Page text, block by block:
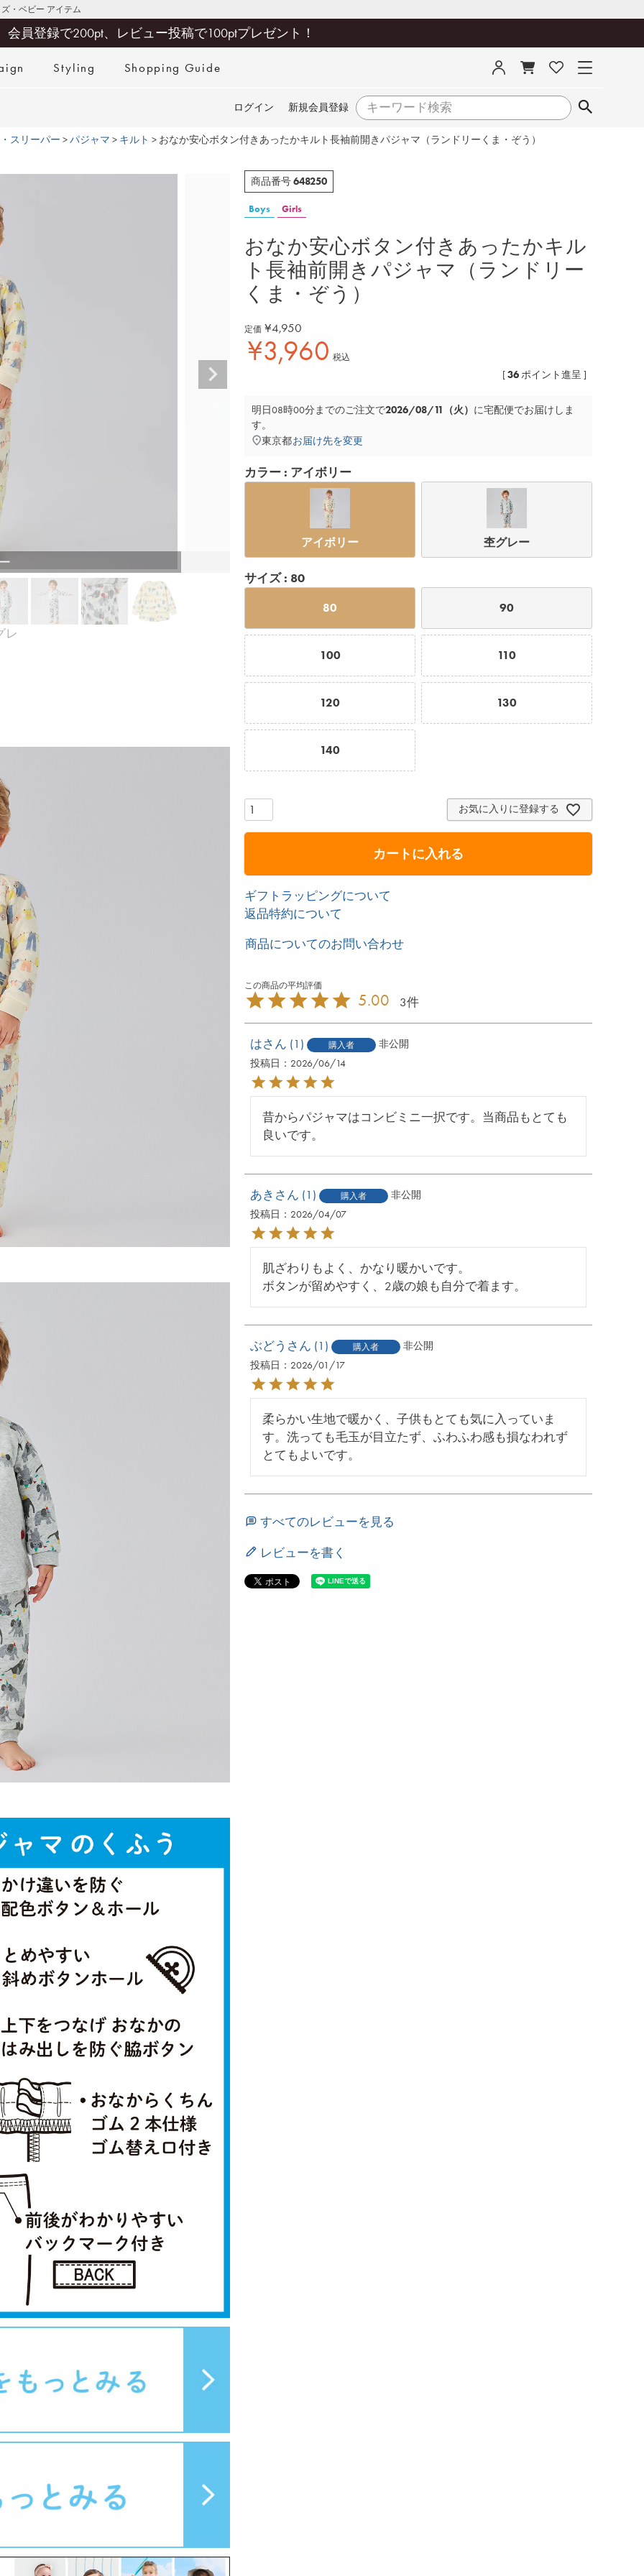
・ベビー アイテム
会員登録で200pt、レビュー投稿で100ptプレゼント！
Styling Shopping Guide
ログイン 新規会員登録
検索
スリーパー パジャマ キルト おなか安心ボタン付きあったかキルト長袖前開きパジャマ（ランドリーくま・ぞう）
杢グレー
レ
商品番号648250
Boys Girls
おなか安心ボタン付きあったかキル
ト長袖前開きパジャマ（ランドリー
くま・ぞう）
定価 ¥4,950
¥3,960 税込
[36ポイント進呈 ]
明日08時00分までのご注文で2026/08/11（火） に宅配便でお届けしま
す。
東京都お届け先を変更
カラー アイボリー
アイボリー 杢グレー
サイズ 80
80 90
100 110
120 130
140
お気に入りに登録する
カートに入れる
ギフトラッピングについて
返品特約について
商品についてのお問い合わせ
5.00 3
は 1 購入者
非公開
投稿日
2026/06/14
昔からパジャマはコンビミニ一択です。当商品もとても
良いです。
あき 1 購入者
非公開
投稿日
2026/04/07
肌ざわりもよく、かなり暖かいです。
ボタンが留めやすく、2歳の娘も自分で着ます。
ぶどう 1 購入者
非公開
投稿日
2026/01/17
柔らかい生地で暖かく、子供もとても気に入っていま
す。洗っても毛玉が目立たず、ふわふわ感も損なわれず
とてもよいです。
すべてのレビューを見る
レビューを書く